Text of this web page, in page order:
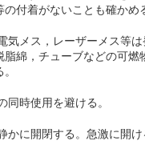
付着がないことも確かめ
気メス，レーザーメス等
脂綿，チューブなどの可燃
。
同時使用を避ける。
かに開閉する。急激に開